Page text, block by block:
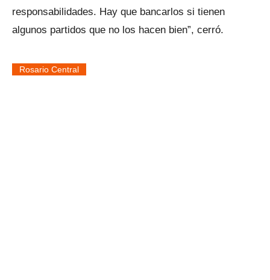
responsabilidades. Hay que bancarlos si tienen
algunos partidos que no los hacen bien”, cerró.
Rosario Central